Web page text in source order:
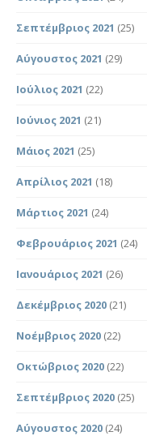
Σεπτέμβριος 2021 (25)
Αύγουστος 2021 (29)
Ιούλιος 2021 (22)
Ιούνιος 2021 (21)
Μάιος 2021 (25)
Απρίλιος 2021 (18)
Μάρτιος 2021 (24)
Φεβρουάριος 2021 (24)
Ιανουάριος 2021 (26)
Δεκέμβριος 2020 (21)
Νοέμβριος 2020 (22)
Οκτώβριος 2020 (22)
Σεπτέμβριος 2020 (25)
Αύγουστος 2020 (24)